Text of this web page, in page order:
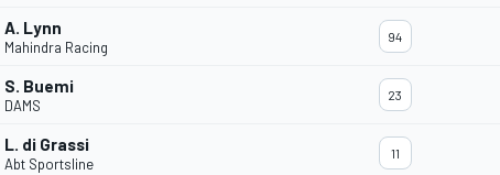
A. Lynn
Mahindra Racing
94
S. Buemi
DAMS
23
L. di Grassi
Abt Sportsline
11